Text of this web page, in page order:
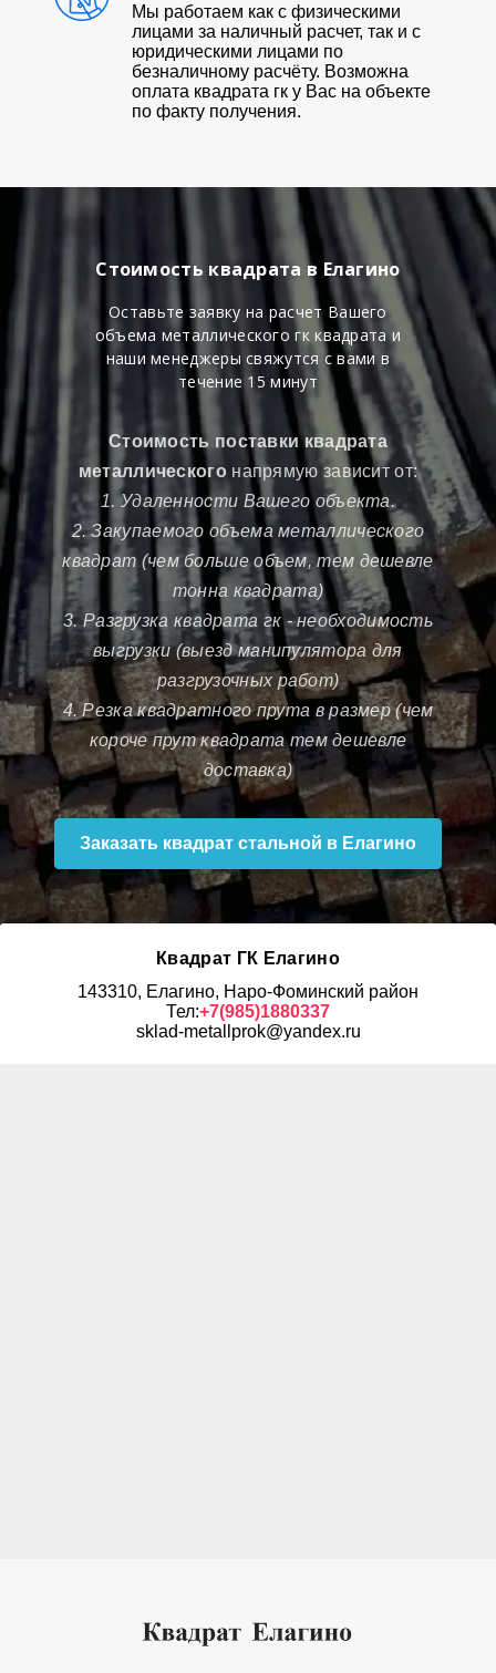
Мы работаем как с физическими
лицами за наличный расчет, так и с
юридическими лицами по
безналичному расчёту. Возможна
оплата квадрата гк у Вас на объекте
по факту получения.
Стоимость квадрата в Елагино
Оставьте заявку на расчет Вашего
объема металлического гк квадрата и
наши менеджеры свяжутся с вами в
течение 15 минут
Стоимость поставки квадрата
металлического напрямую зависит от:
1. Удаленности Вашего объекта.
2. Закупаемого объема металлического
квадрат (чем больше объем, тем дешевле
тонна квадрата)
3. Разгрузка квадрата гк - необходимость
выгрузки (выезд манипулятора для
разгрузочных работ)
4. Резка квадратного прута в размер (чем
короче прут квадрата тем дешевле
доставка)
Заказать квадрат стальной в Елагино
Квадрат ГК Елагино
143310, Елагино, Наро-Фоминский район
Тел:+7(985)1880337
sklad-metallprok@yandex.ru